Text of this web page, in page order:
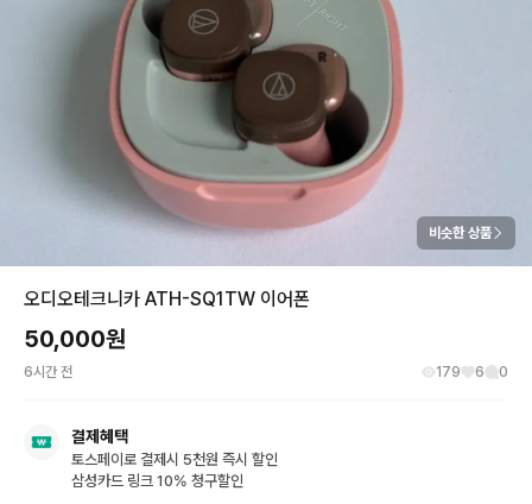
비슷한 상품
오디오테크니카 ATH-SQ1TW 이어폰
50,000원
6시간 전 179 6 0
결제혜택
토스페이로 결제시 5천원 즉시 할인
삼성카드 링크 10% 청구할인